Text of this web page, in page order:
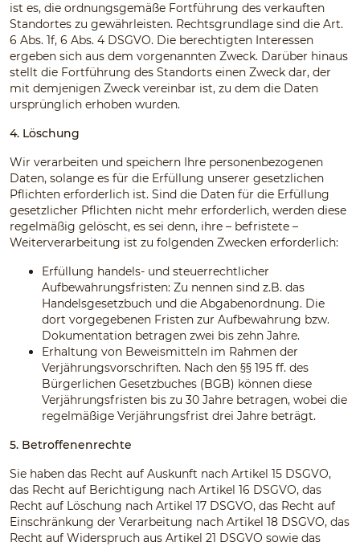
ist es, die ordnungsgemäße Fortführung des verkauften
Standortes zu gewährleisten. Rechtsgrundlage sind die Art.
6 Abs. 1f, 6 Abs. 4 DSGVO. Die berechtigten Interessen
ergeben sich aus dem vorgenannten Zweck. Darüber hinaus
stellt die Fortführung des Standorts einen Zweck dar, der
mit demjenigen Zweck vereinbar ist, zu dem die Daten
ursprünglich erhoben wurden.
4. Löschung
Wir verarbeiten und speichern Ihre personenbezogenen
Daten, solange es für die Erfüllung unserer gesetzlichen
Pflichten erforderlich ist. Sind die Daten für die Erfüllung
gesetzlicher Pflichten nicht mehr erforderlich, werden diese
regelmäßig gelöscht, es sei denn, ihre – befristete –
Weiterverarbeitung ist zu folgenden Zwecken erforderlich:
Erfüllung handels- und steuerrechtlicher
Aufbewahrungsfristen: Zu nennen sind z.B. das
Handelsgesetzbuch und die Abgabenordnung. Die
dort vorgegebenen Fristen zur Aufbewahrung bzw.
Dokumentation betragen zwei bis zehn Jahre.
Erhaltung von Beweismitteln im Rahmen der
Verjährungsvorschriften. Nach den §§ 195 ff. des
Bürgerlichen Gesetzbuches (BGB) können diese
Verjährungsfristen bis zu 30 Jahre betragen, wobei die
regelmäßige Verjährungsfrist drei Jahre beträgt.
5. Betroffenenrechte
Sie haben das Recht auf Auskunft nach Artikel 15 DSGVO,
das Recht auf Berichtigung nach Artikel 16 DSGVO, das
Recht auf Löschung nach Artikel 17 DSGVO, das Recht auf
Einschränkung der Verarbeitung nach Artikel 18 DSGVO, das
Recht auf Widerspruch aus Artikel 21 DSGVO sowie das